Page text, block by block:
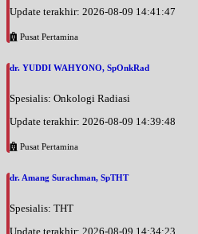
Update terakhir: 2026-08-09 14:41:47
Pusat Pertamina
dr. YUDDI WAHYONO, SpOnkRad
Spesialis: Onkologi Radiasi
Update terakhir: 2026-08-09 14:39:48
Pusat Pertamina
dr. Amang Surachman, SpTHT
Spesialis: THT
Update terakhir: 2026-08-09 14:34:23